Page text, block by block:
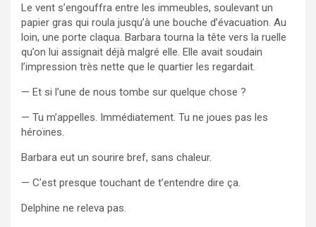
Le vent s’engouffra entre les immeubles, soulevant un
papier gras qui roula jusqu’à une bouche d’évacuation. Au
loin, une porte claqua. Barbara tourna la tête vers la ruelle
qu’on lui assignait déjà malgré elle. Elle avait soudain
l’impression très nette que le quartier les regardait.
— Et si l’une de nous tombe sur quelque chose ?
— Tu m’appelles. Immédiatement. Tu ne joues pas les
héroïnes.
Barbara eut un sourire bref, sans chaleur.
— C’est presque touchant de t’entendre dire ça.
Delphine ne releva pas.